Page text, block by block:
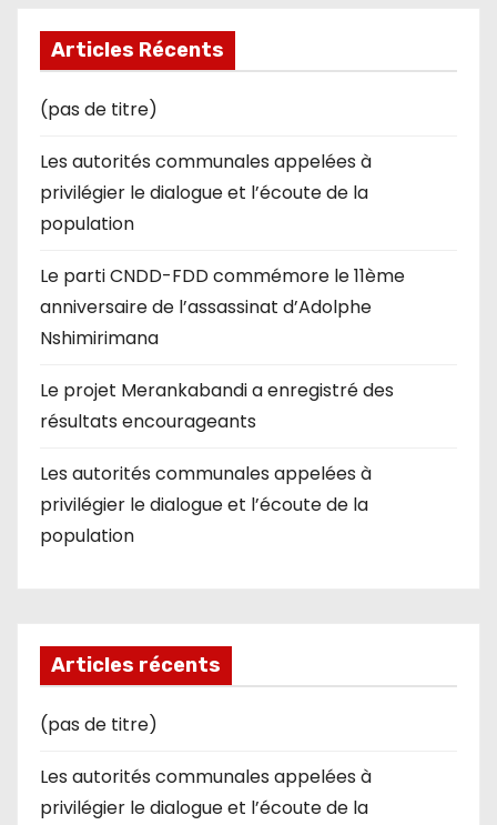
Articles Récents
(pas de titre)
Les autorités communales appelées à
privilégier le dialogue et l’écoute de la
population
Le parti CNDD-FDD commémore le 11ème
anniversaire de l’assassinat d’Adolphe
Nshimirimana
Le projet Merankabandi a enregistré des
résultats encourageants
Les autorités communales appelées à
privilégier le dialogue et l’écoute de la
population
Articles récents
(pas de titre)
Les autorités communales appelées à
privilégier le dialogue et l’écoute de la